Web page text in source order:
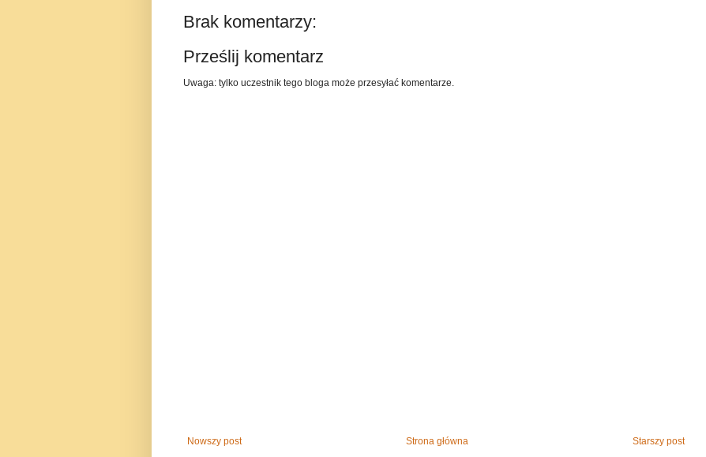
Brak komentarzy:
Prześlij komentarz
Uwaga: tylko uczestnik tego bloga może przesyłać komentarze.
Nowszy post Starszy post
Strona główna